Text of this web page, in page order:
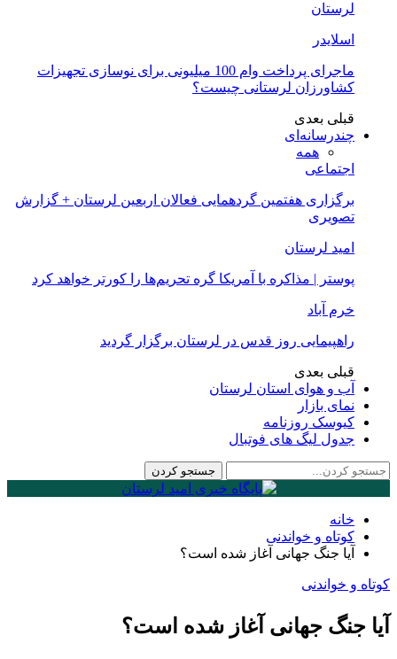
لرستان
اسلایدر
ماجرای پرداخت وام 100 میلیونی برای نوسازی تجهیزات
کشاورزان لرستانی چیست؟
قبلی بعدی
چندرسانه‌ای
همه
اجتماعی
برگزاری هفتمین گردهمایی فعالان اربعین لرستان + گزارش
تصویری
امید لرستان
پوستر | مذاکره با آمریکا گره تحریم‌ها را کورتر خواهد کرد
خرم آباد
راهپیمایی روز قدس در لرستان برگزار گردید
قبلی بعدی
آب و هوای استان لرستان
نمای بازار
کیوسک روزنامه
جدول لیگ های فوتبال
خانه
کوتاه و خواندنی
آیا جنگ جهانی آغاز شده است؟
کوتاه و خواندنی
آیا جنگ جهانی آغاز شده است؟